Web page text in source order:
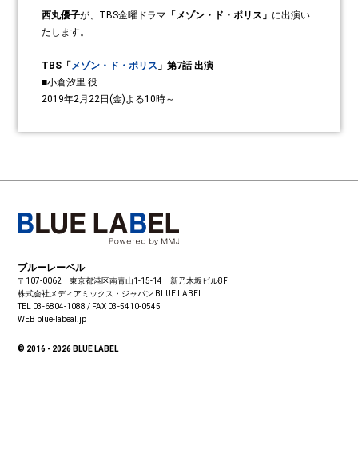
西丸優子が、TBS金曜ドラマ 「メゾン・ド・ポリス」 に出演い
たします。
TBS「 メゾン・ド・ポリス 」第7話 出演
■小倉汐里 役
2019年2月22日(金)よる10時～
ブルーレーベル
〒107-0062 東京都港区南青山1-15-14 新乃木坂ビル8F
株式会社メディアミックス・ジャパン BLUE LABEL
TEL 03-6804-1088 / FAX 03-5410-0545
WEB blue-labeal.jp
© 2016 - 2026 BLUE LABEL